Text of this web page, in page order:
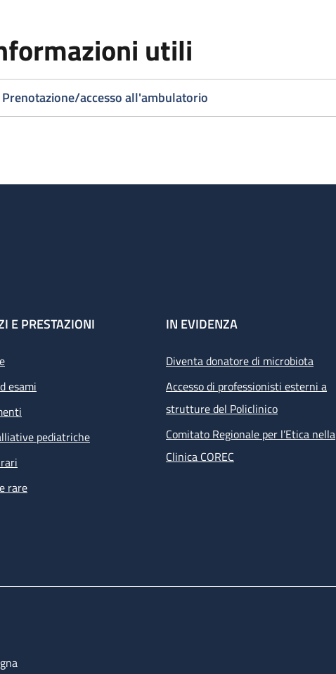
utili
Prenotazione/accesso all'ambulatorio
E PRESTAZIONI
esami
pediatriche
rare
IN EVIDENZA
Diventa donatore di microbiota
Accesso di professionisti esterni a
strutture del Policlinico
Comitato Regionale per l’Etica nella
Clinica COREC